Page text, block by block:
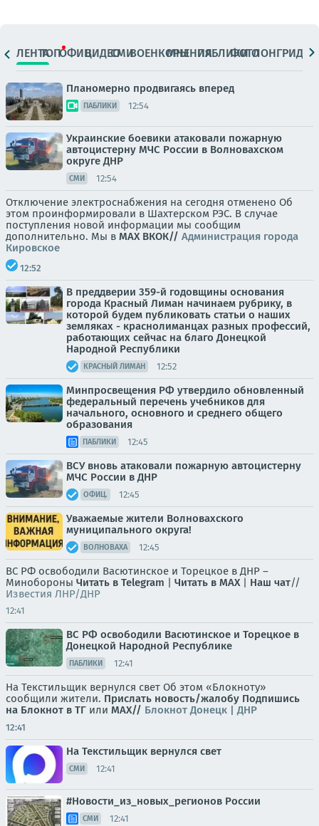
ЛЕНТАТОПОФИЦ.ВИДЕОСМИВОЕНКОРЫМНЕНИЯПАБЛИКИ
ФОТОЛОНГРИДЫ
Планомерно продвигаясь вперед
ПАБЛИКИ 12:54
Украинские боевики атаковали пожарную
автоцистерну МЧС России в Волновахском
округе ДНР
СМИ 12:54
Отключение электроснабжения на сегодня отменено Об
этом проинформировали в Шахтерском РЭС. В случае
поступления новой информации мы сообщим
дополнительно. Мы в МАХ ВКОК// Администрация города
Кировское
12:52
В преддверии 359-й годовщины основания
города Красный Лиман начинаем рубрику, в
которой будем публиковать статьи о наших
земляках - краснолиманцах разных профессий,
работающих сейчас на благо Донецкой
Народной Республики
КРАСНЫЙ ЛИМАН 12:52
Минпросвещения РФ утвердило обновленный
федеральный перечень учебников для
начального, основного и среднего общего
образования
ПАБЛИКИ 12:45
ВСУ вновь атаковали пожарную автоцистерну
МЧС России в ДНР
ОФИЦ. 12:45
Уважаемые жители Волновахского
муниципального округа!
ВОЛНОВАХА 12:45
ВС РФ освободили Васютинское и Торецкое в ДНР –
Минобороны Читать в Telegram Читать в MAX| Наш чат//
Известия ЛНР/ДНР
12:41
ВС РФ освободили Васютинское и Торецкое в
Донецкой Народной Республике
ПАБЛИКИ 12:41
На Текстильщик вернулся свет Об этом «Блокноту»
сообщили жители. Прислать новость/жалобу Подпишись
на Блокнот в ТГ или МАХ// Блокнот Донецк | ДНР
12:41
На Текстильщик вернулся свет
СМИ 12:41
#Новости_из_новых_регионов России
СМИ 12:41